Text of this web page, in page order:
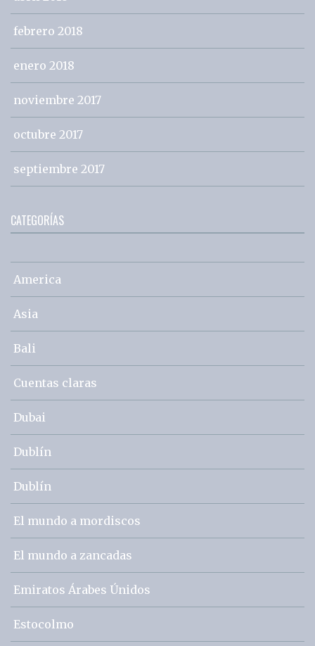
febrero 2018
enero 2018
noviembre 2017
octubre 2017
septiembre 2017
CATEGORÍAS
America
Asia
Bali
Cuentas claras
Dubai
Dublín
Dublín
El mundo a mordiscos
El mundo a zancadas
Emiratos Árabes Únidos
Estocolmo